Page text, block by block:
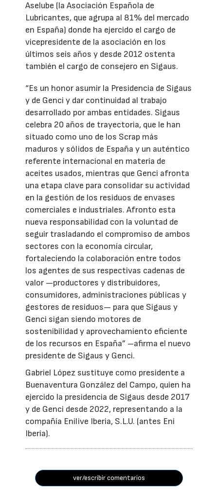
Aselube (la Asociación Española de
Lubricantes, que agrupa al 81% del mercado
en España) donde ha ejercido el cargo de
vicepresidente de la asociación en los
últimos seis años y desde 2012 ostenta
también el cargo de consejero en Sigaus.
“Es un honor asumir la Presidencia de Sigaus
y de Genci y dar continuidad al trabajo
desarrollado por ambas entidades. Sigaus
celebra 20 años de trayectoria, que le han
situado como uno de los Scrap más
maduros y sólidos de España y un auténtico
referente internacional en materia de
aceites usados, mientras que Genci afronta
una etapa clave para consolidar su actividad
en la gestión de los residuos de envases
comerciales e industriales. Afronto esta
nueva responsabilidad con la voluntad de
seguir trasladando el compromiso de ambos
sectores con la economía circular,
fortaleciendo la colaboración entre todos
los agentes de sus respectivas cadenas de
valor —productores y distribuidores,
consumidores, administraciones públicas y
gestores de residuos— para que Sigaus y
Genci sigan siendo motores de
sostenibilidad y aprovechamiento eficiente
de los recursos en España” –afirma el nuevo
presidente de Sigaus y Genci.
Gabriel López sustituye como presidente a
Buenaventura González del Campo, quien ha
ejercido la presidencia de Sigaus desde 2017
y de Genci desde 2022, representando a la
compañía Enilive Iberia, S.L.U. (antes Eni
Iberia).
ver/escribir comentarios